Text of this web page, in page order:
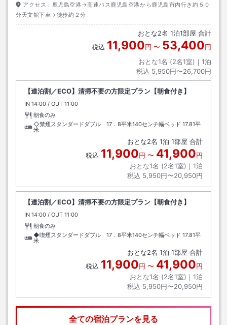
アクセス： 鹿児島空港→高速バス鹿児島空港から鹿児島市内行き約５０
分天文館下車→徒歩約２分
おとな2名 1泊1部屋 合計
税込 11,900円 〜 53,400円
おとな1名 (2名1室)｜ 1泊
税込 5,950円〜26,700円
【連泊割／ECO】清掃不要の方限定プラン【朝食付き】
IN チェックイン
14:00 / OUT チェックアウト
11:00
朝食のみ
◇禁煙スタンダードダブル 17．8平米140センチ幅ベッド 17.81平
米
おとな2名 1泊 1部屋 合計
税込 11,900円 〜 41,900円
おとな1名 (2名1室)｜ 1泊
税込 5,950円〜20,950円
【連泊割／ECO】清掃不要の方限定プラン【朝食付き】
IN チェックイン
14:00 / OUT チェックアウト
11:00
朝食のみ
◆喫煙スタンダードダブル 17．8平米140センチ幅ベッド 17.81平
米
おとな2名 1泊 1部屋 合計
税込 11,900円 〜 41,900円
おとな1名 (2名1室)｜ 1泊
税込 5,950円〜20,950円
全ての宿泊プランを見る